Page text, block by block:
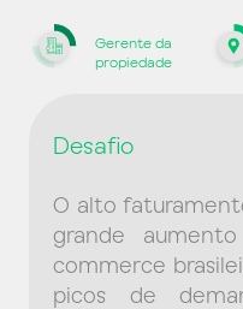
Gerente da
propiedade
Desafio
O alto
grande
commerce
picos de